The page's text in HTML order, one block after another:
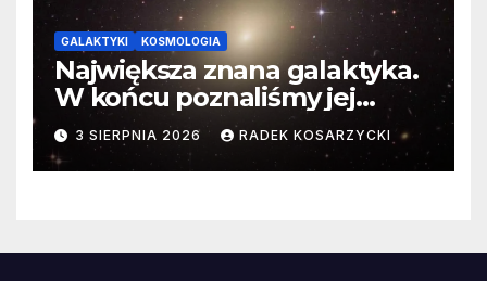
GALAKTYKI KOSMOLOGIA
Największa znana galaktyka.
W końcu poznaliśmy jej
faktyczne wymiary
3 SIERPNIA 2026 RADEK KOSARZYCKI